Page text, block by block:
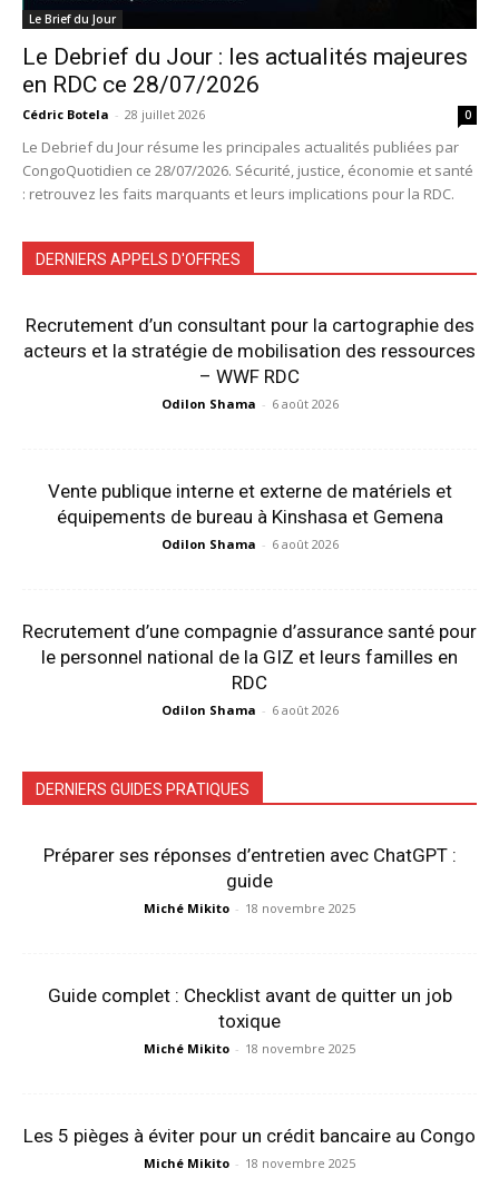
Le Brief du Jour
Le Debrief du Jour : les actualités majeures
en RDC ce 28/07/2026
Cédric Botela - 28 juillet 2026 0
Le Debrief du Jour résume les principales actualités publiées par
CongoQuotidien ce 28/07/2026. Sécurité, justice, économie et santé
: retrouvez les faits marquants et leurs implications pour la RDC.
DERNIERS APPELS D'OFFRES
Recrutement d’un consultant pour la cartographie des
acteurs et la stratégie de mobilisation des ressources
– WWF RDC
Odilon Shama - 6 août 2026
Vente publique interne et externe de matériels et
équipements de bureau à Kinshasa et Gemena
Odilon Shama - 6 août 2026
Recrutement d’une compagnie d’assurance santé pour
le personnel national de la GIZ et leurs familles en
RDC
Odilon Shama - 6 août 2026
DERNIERS GUIDES PRATIQUES
Préparer ses réponses d’entretien avec ChatGPT :
guide
Miché Mikito - 18 novembre 2025
Guide complet : Checklist avant de quitter un job
toxique
Miché Mikito - 18 novembre 2025
Les 5 pièges à éviter pour un crédit bancaire au Congo
Miché Mikito - 18 novembre 2025